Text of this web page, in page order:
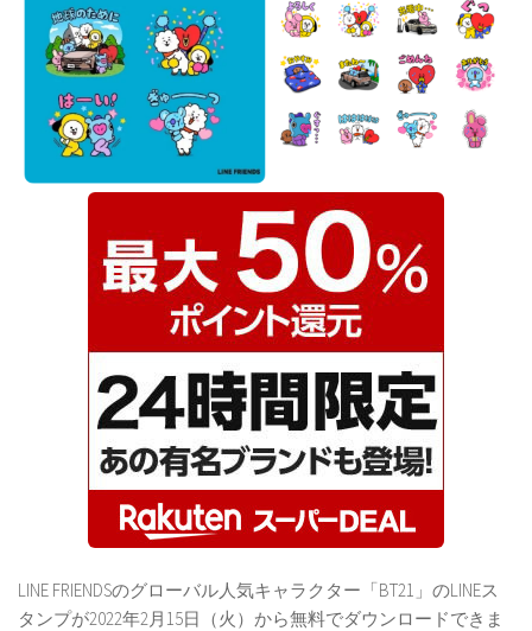
LINE FRIENDSのグローバル人気キャラクター「BT21」のLINEス
タンプが2022年2月15日（火）から無料でダウンロードできま